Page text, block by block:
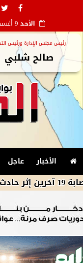
الأحد
رئيس مجلس الإدارة ورئيس
صالح شلبي
الأخبار عاجل